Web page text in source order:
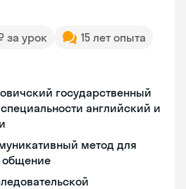
за урок
15 лет опыта
государственный
английский и
метод для
общение